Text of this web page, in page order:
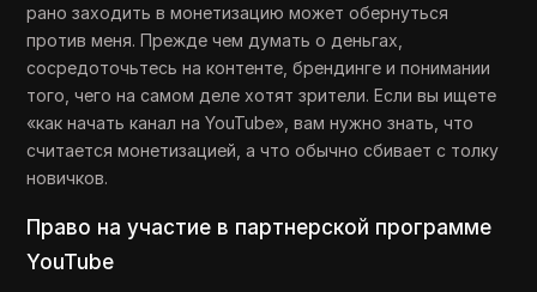
рано заходить в монетизацию может обернуться
против меня. Прежде чем думать о деньгах,
сосредоточьтесь на контенте, брендинге и понимании
того, чего на самом деле хотят зрители. Если вы ищете
«как начать канал на YouTube», вам нужно знать, что
считается монетизацией, а что обычно сбивает с толку
новичков.
Право на участие в партнерской программе
YouTube